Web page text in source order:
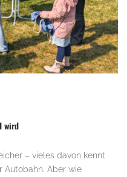
wird
– vieles davon kennt
Autobahn. Aber wie